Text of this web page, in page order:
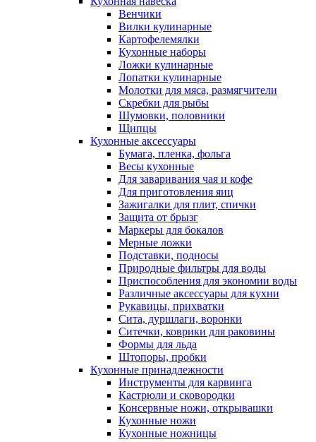
Венчики
Вилки кулинарные
Картофелемялки
Кухонные наборы
Ложки кулинарные
Лопатки кулинарные
Молотки для мяса, размягчители
Скребки для рыбы
Шумовки, половники
Щипцы
Кухонные аксессуары
Бумага, пленка, фольга
Весы кухонные
Для заваривания чая и кофе
Для приготовления яиц
Зажигалки для плит, спички
Защита от брызг
Маркеры для бокалов
Мерные ложки
Подставки, подносы
Природные фильтры для воды
Приспособления для экономии воды
Различные аксессуары для кухни
Рукавицы, прихватки
Сита, дуршлаги, воронки
Ситечки, коврики для раковины
Формы для льда
Штопоры, пробки
Кухонные принадлежности
Инструменты для карвинга
Кастрюли и сковородки
Консервные ножи, открывашки
Кухонные ножи
Кухонные ножницы